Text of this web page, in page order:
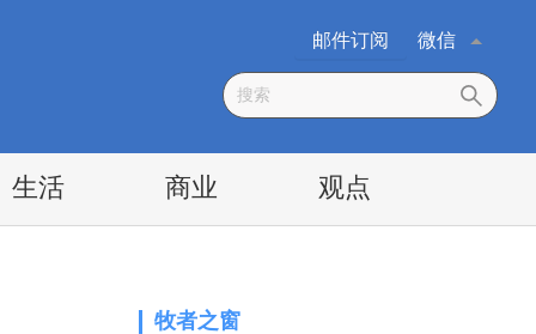
微信
邮件订阅
生活 商业 观点
牧者之窗